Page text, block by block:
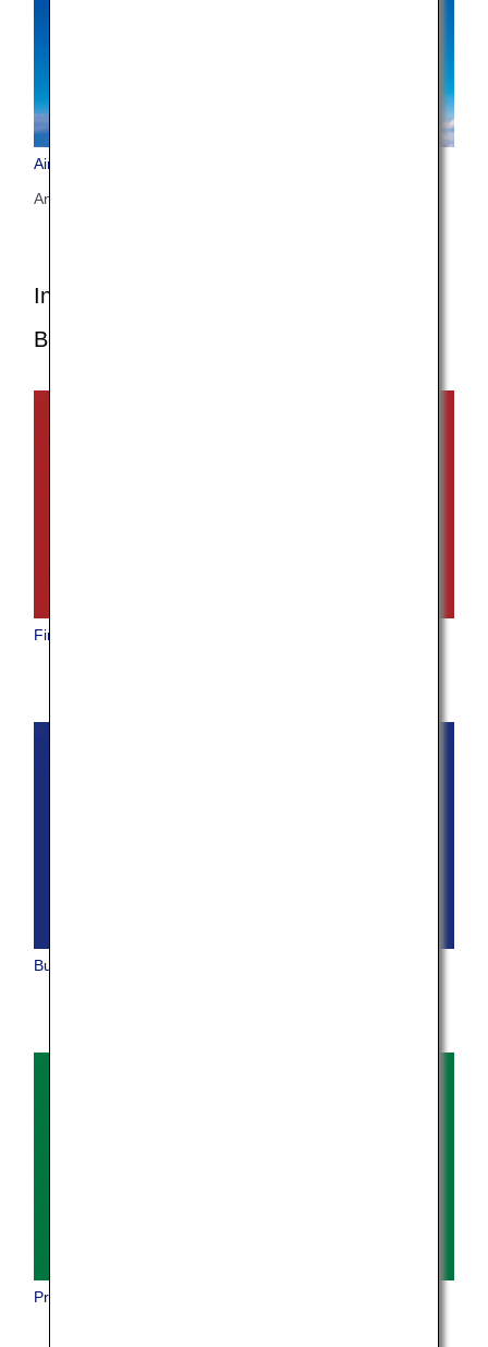
Airbus A320neo (320)
Anzahl der Sitzplätze: 146
Informationen zu Flugzeugen und
Bordservices
First Class
Business Class
Premium Economy